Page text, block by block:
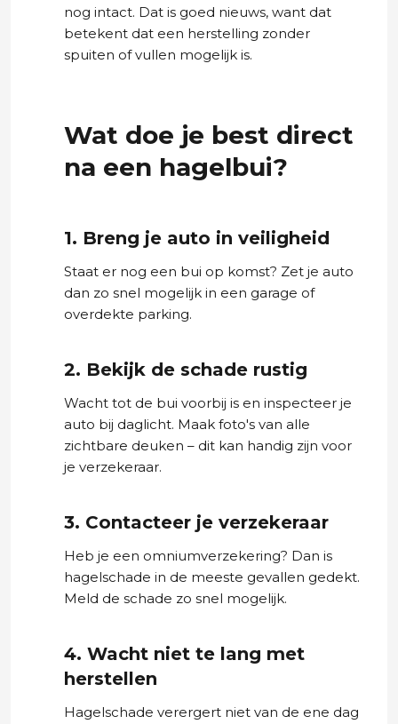
nog intact. Dat is goed nieuws, want dat
betekent dat een herstelling zonder
spuiten of vullen mogelijk is.
Wat doe je best direct
na een hagelbui?
1. Breng je auto in veiligheid
Staat er nog een bui op komst? Zet je auto
dan zo snel mogelijk in een garage of
overdekte parking.
2. Bekijk de schade rustig
Wacht tot de bui voorbij is en inspecteer je
auto bij daglicht. Maak foto's van alle
zichtbare deuken – dit kan handig zijn voor
je verzekeraar.
3. Contacteer je verzekeraar
Heb je een omniumverzekering? Dan is
hagelschade in de meeste gevallen gedekt.
Meld de schade zo snel mogelijk.
4. Wacht niet te lang met
herstellen
Hagelschade verergert niet van de ene dag